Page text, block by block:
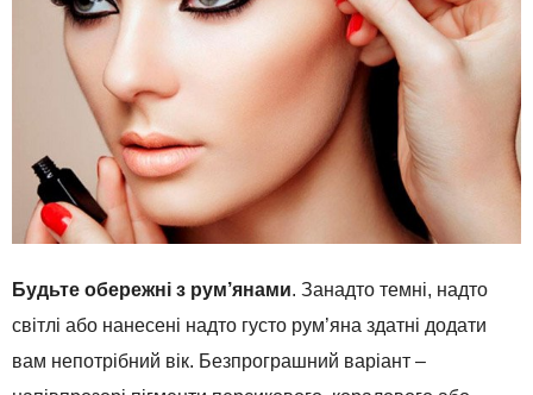
Будьте обережні з рум’янами. Занадто темні, надто
світлі або нанесені надто густо рум’яна здатні додати
вам непотрібний вік. Безпрограшний варіант –